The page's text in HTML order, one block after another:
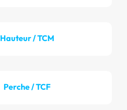
Hauteur / TCM
Perche / TCF